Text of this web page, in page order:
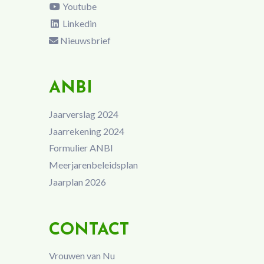
Youtube
Linkedin
Nieuwsbrief
ANBI
Jaarverslag 2024
Jaarrekening 2024
Formulier ANBI
Meerjarenbeleidsplan
Jaarplan 2026
CONTACT
Vrouwen van Nu